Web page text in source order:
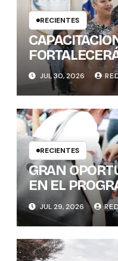
RECIENTES
HABILIDADES
MUJERES
JUL 30, 2026
RECIENTES
GRAN
EN EL
PYME
JUL 29, 2026